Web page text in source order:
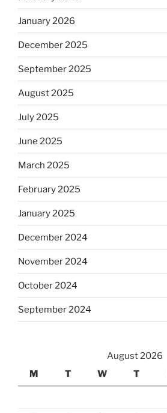
January 2026
December 2025
September 2025
August 2025
July 2025
June 2025
March 2025
February 2025
January 2025
December 2024
November 2024
October 2024
September 2024
August 2026
M
T W T